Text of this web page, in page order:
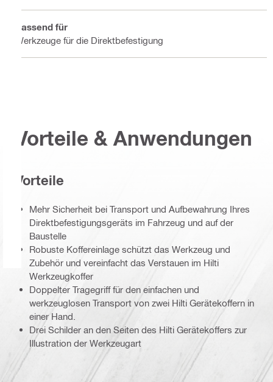
Passend für
Werkzeuge für die Direktbefestigung
Vorteile & Anwendungen
Vorteile
Mehr Sicherheit bei Transport und Aufbewahrung Ihres
Direktbefestigungsgeräts im Fahrzeug und auf der
Baustelle
Robuste Koffereinlage schützt das Werkzeug und
Zubehör und vereinfacht das Verstauen im Hilti
Werkzeugkoffer
Doppelter Tragegriff für den einfachen und
werkzeuglosen Transport von zwei Hilti Gerätekoffern in
einer Hand.
Drei Schilder an den Seiten des Hilti Gerätekoffers zur
Illustration der Werkzeugart